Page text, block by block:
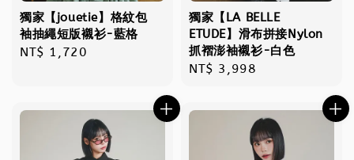
獨家【jouetie】格紋包
袖抽繩短版襯衫-藍格
Regular
NT$ 1,720
獨家【LA BELLE
ETUDE】滑布拼接Nylon
抓褶澎袖襯衫-白色
Regular
NT$ 3,998